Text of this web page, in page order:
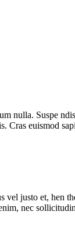
nulla. Suspe
Cras euismod
vel justo et, hen
nec